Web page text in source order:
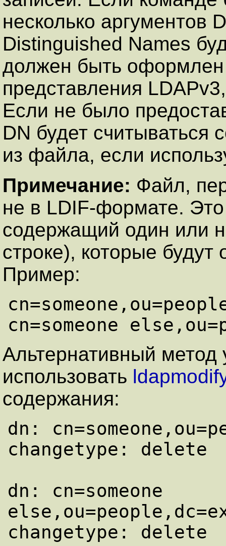
несколько аргументов
Distinguished Names
должен быть оформлен
представления
Если не было
DN будет считываться
из файла, если
Примечание: Файл,
не в LDIF-формате.
содержащий один или
строке), которые
Пример:
Альтернативный
использовать
содержания:
dn:
changetype: delete
dn: cn=someone